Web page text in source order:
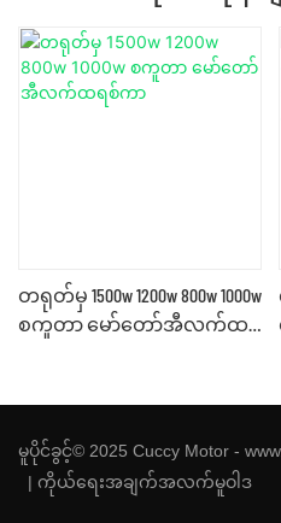
တရုတ်မှ 1500w 1200w 800w 1000w
စကူတာ မော်တော်အီလက်ထ
မူပိုင်ခွင့်© 2025 Cuccy Motor -
| ကိုယ်ရေးအချက်အလက်မူဝါဒ